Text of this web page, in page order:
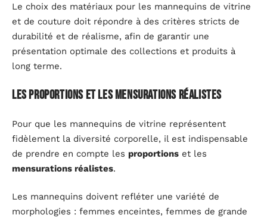
Le choix des matériaux pour les mannequins de vitrine
et de couture doit répondre à des critères stricts de
durabilité et de réalisme, afin de garantir une
présentation optimale des collections et produits à
long terme.
Les proportions et les mensurations réalistes
Pour que les mannequins de vitrine représentent
fidèlement la diversité corporelle, il est indispensable
de prendre en compte les proportions et les
mensurations réalistes.
Les mannequins doivent refléter une variété de
morphologies : femmes enceintes, femmes de grande